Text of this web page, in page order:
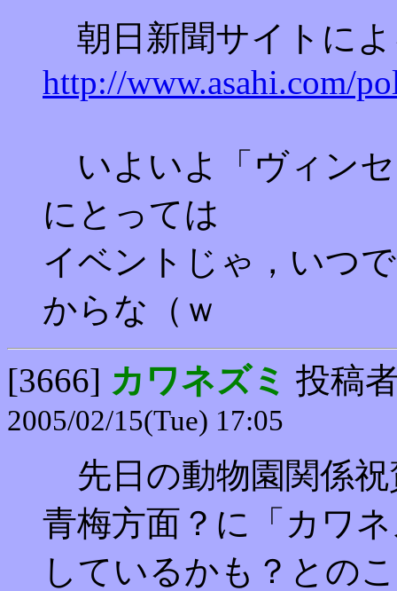
朝日新聞サイトに
http://www.asahi.com/
いよいよ「ヴィン
にとっては
イベントじゃ，いつ
からな（ｗ
[3666] カワネズミ 投稿
2005/02/15(Tue) 17:05
先日の動物園関係祝
青梅方面？に「カワ
しているかも？との